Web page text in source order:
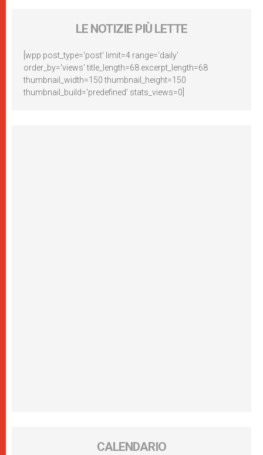
LE NOTIZIE PIÙ LETTE
[wpp post_type='post' limit=4 range='daily'
order_by='views' title_length=68 excerpt_length=68
thumbnail_width=150 thumbnail_height=150
thumbnail_build='predefined' stats_views=0]
CALENDARIO